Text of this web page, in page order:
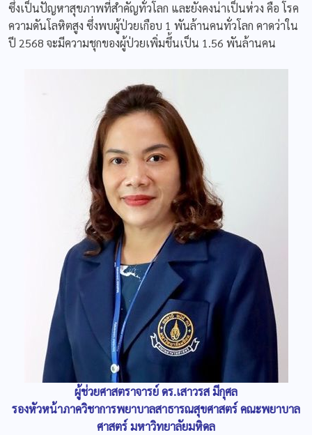
ซึ่งเป็นปัญหาสุขภาพที่สำคัญทั่วโลก และยังคงน่าเป็นห่วง คือ โรค
ความดันโลหิตสูง ซึ่งพบผู้ป่วยเกือบ 1 พันล้านคนทั่วโลก คาดว่าใน
ปี 2568 จะมีความชุกของผู้ป่วยเพิ่มขึ้นเป็น 1.56 พันล้านคน
ผู้ช่วยศาสตราจารย์ ดร.เสาวรส มีกุศล
รองหัวหน้าภาควิชาการพยาบาลสาธารณสุขศาสตร์ คณะพยาบาล
ศาสตร์ มหาวิทยาลัยมหิดล